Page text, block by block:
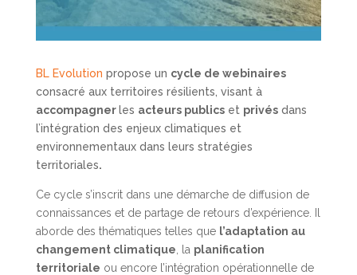
BL Evolution propose un cycle de webinaires
consacré aux territoires résilients, visant à
accompagner les acteurs publicset privésdans
l’intégration des enjeux climatiques et
environnementaux dans leurs stratégies
territoriales.
Ce cycle s’inscrit dans une démarche de diffusion de
connaissances et de partage de retours d’expérience. Il
aborde des thématiques telles que l’adaptation au
changement climatique , la planification
territoriale ou encore l’intégration opérationnelle de